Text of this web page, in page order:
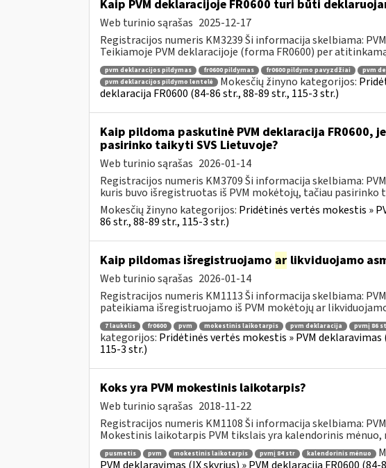
Kaip PVM deklaracijoje FR0600 turi būti
Web turinio sąrašas 2025-12-17
Registracijos numeris KM3239 Ši informacija skelbiama:
Teikiamoje PVM deklaracijoje (forma FR0600) per
pvm deklaracijos pildymas fr0600 pildymas fr0600 pildymo pavyzdžiai pvm
pvm deklaracijos pildymo lentelė
Mokesčių žinyno kategorijos:
deklaracija FR0600 (84-86 str., 88-89 str., 115-3 str.)
Kaip pildoma paskutinė PVM deklaracija FR0600,
pasirinko taikyti SVS Lietuvoje?
Web turinio sąrašas 2026-01-14
Registracijos numeris KM3709 Ši informacija skelbiama:
kuris buvo išregistruotas iš PVM mokėtojų, tačiau pasirinko
Mokesčių žinyno kategorijos: Pridėtinės vertės mokestis »
86 str., 88-89 str., 115-3 str.)
Kaip pildomas išregistruojamo arlikviduojamo
Web turinio sąrašas 2026-01-14
Registracijos numeris KM1113 Ši informacija skelbiama:
pateikiama išregistruojamo iš PVM mokėtojų ar likviduojamo
7 laukelis fr0600 pvm mokestinis laikotarpis pvm deklaracija pvmį 86
kategorijos: Pridėtinės vertės mokestis » PVM deklaravimas
115-3 str.)
Koks yra PVM mokestinis laikotarpis?
Web turinio sąrašas 2018-11-22
Registracijos numeris KM1108 Ši informacija skelbiama:
Mokestinis laikotarpis PVM tikslais yra kalendorinis mėnuo,
pusmetis pvm mokestinis laikotarpis pvmį 84 str kalendorinis mėnuo